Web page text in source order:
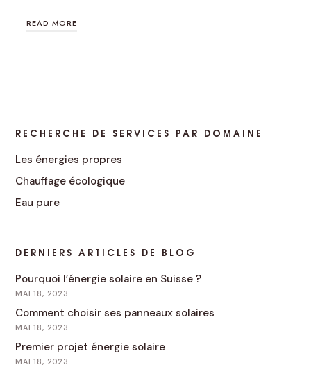
READ MORE
RECHERCHE DE SERVICES PAR DOMAINE
Les énergies propres
Chauffage écologique
Eau pure
DERNIERS ARTICLES DE BLOG
Pourquoi l’énergie solaire en Suisse ?
MAI 18, 2023
Comment choisir ses panneaux solaires
MAI 18, 2023
Premier projet énergie solaire
MAI 18, 2023